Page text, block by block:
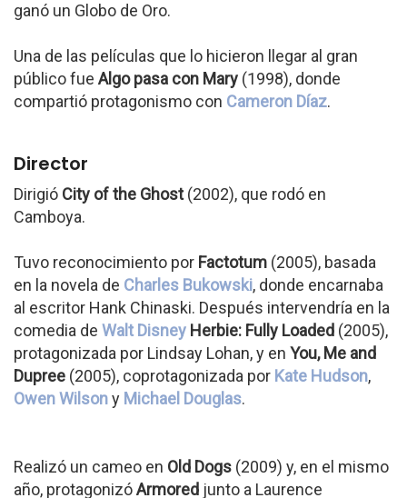
ganó un Globo de Oro.
Una de las películas que lo hicieron llegar al gran
público fue Algo pasa con Mary (1998), donde
compartió protagonismo con Cameron Díaz.
Director
Dirigió City of the Ghost(2002), que rodó en
Camboya.
Tuvo reconocimiento por Factotum (2005), basada
en la novela de Charles Bukowski, donde encarnaba
al escritor Hank Chinaski. Después intervendría en la
comedia de Walt Disney Herbie: Fully Loaded (2005),
protagonizada por Lindsay Lohan, y en You, Me and
Dupree (2005), coprotagonizada por Kate Hudson,
Owen Wilsony Michael Douglas.
Realizó un cameo en Old Dogs (2009) y, en el mismo
año, protagonizóArmored junto a Laurence